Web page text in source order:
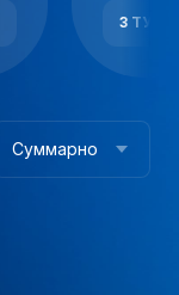
3 ТУР
Суммарно